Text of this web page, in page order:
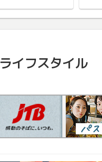
を買
ライフスタイル